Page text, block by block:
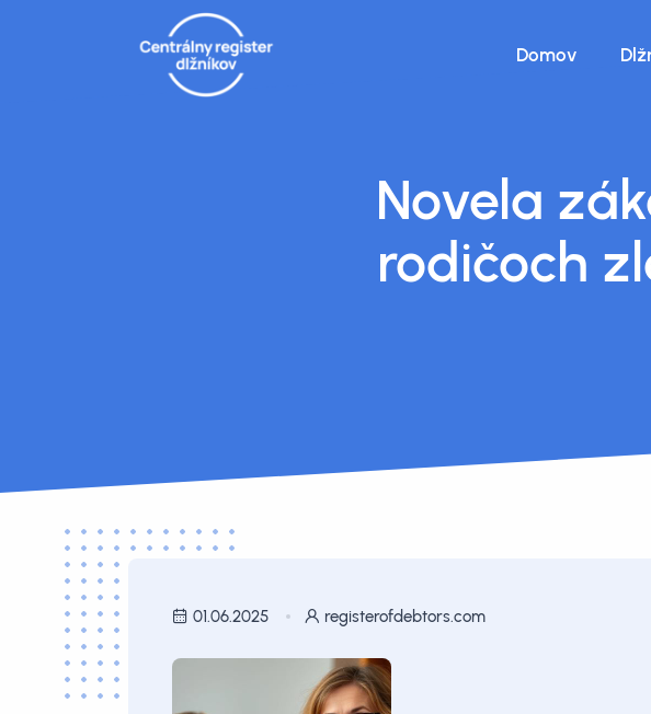
Domov
Novela
rodičoch
01.06.2025 registerofdebtors.com